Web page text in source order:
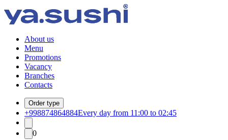
About us
Menu
Promotions
Vacancy
Branches
Contacts
Order type
+998874864884Every day from 11:00 to 02:45
0